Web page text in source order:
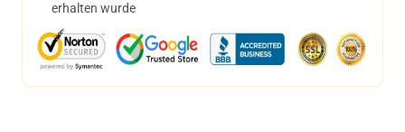
erhalten wurde